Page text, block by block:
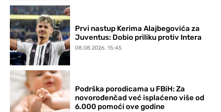
Prvi nastup Kerima Alajbegovića za
Juventus: Dobio priliku protiv Intera
08.08.2026. 15:45
Podrška porodicama u FBiH: Za
novorođenčad već isplaćeno više od
6.000 pomoći ove godine